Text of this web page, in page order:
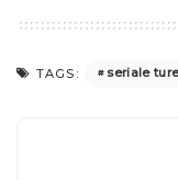
TAGS: seriale